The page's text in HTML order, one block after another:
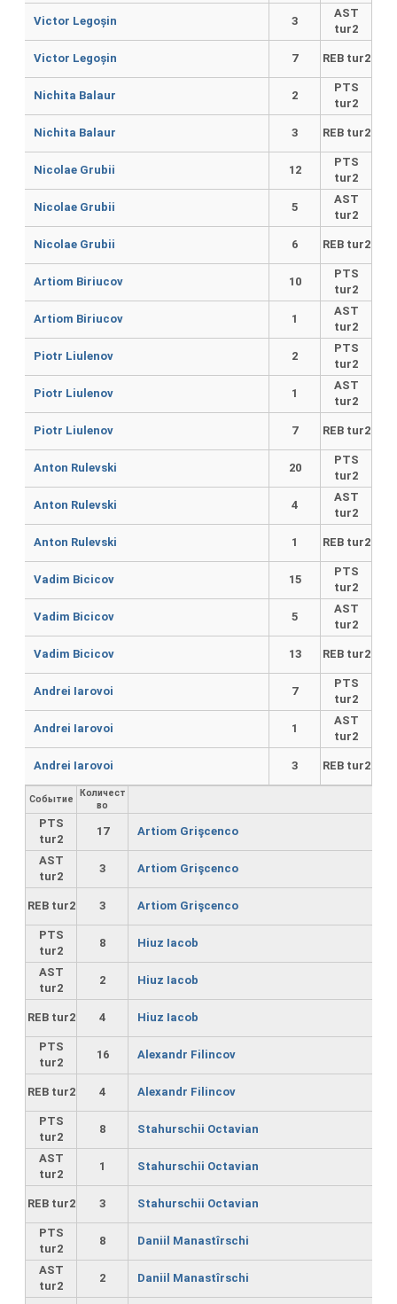
Victor Legoșin 3
AST
tur2
Victor Legoșin 7 REB tur2
Nichita Balaur 2
PTS
tur2
Nichita Balaur 3 REB tur2
Nicolae Grubii 12
PTS
tur2
Nicolae Grubii 5
AST
tur2
Nicolae Grubii 6 REB tur2
Artiom Biriucov 10
PTS
tur2
Artiom Biriucov 1
AST
tur2
Piotr Liulenov 2
PTS
tur2
Piotr Liulenov 1
AST
tur2
Piotr Liulenov 7 REB tur2
Anton Rulevski 20
PTS
tur2
Anton Rulevski 4
AST
tur2
Anton Rulevski 1 REB tur2
Vadim Bicicov 15
PTS
tur2
Vadim Bicicov 5
AST
tur2
Vadim Bicicov 13 REB tur2
Andrei Iarovoi 7
PTS
tur2
Andrei Iarovoi 1
AST
tur2
Andrei Iarovoi 3 REB tur2
Событие
Количест
во
PTS
tur2
17 Artiom Grişcenco
AST
tur2
3 Artiom Grişcenco
REB tur2 3 Artiom Grişcenco
PTS
tur2
8 Hiuz Iacob
AST
tur2
2 Hiuz Iacob
REB tur2 4 Hiuz Iacob
PTS
tur2
16 Alexandr Filincov
REB tur2 4 Alexandr Filincov
PTS
tur2
8 Stahurschii Octavian
AST
tur2
1 Stahurschii Octavian
REB tur2 3 Stahurschii Octavian
PTS
tur2
8 Daniil Manastîrschi
AST
tur2
2 Daniil Manastîrschi